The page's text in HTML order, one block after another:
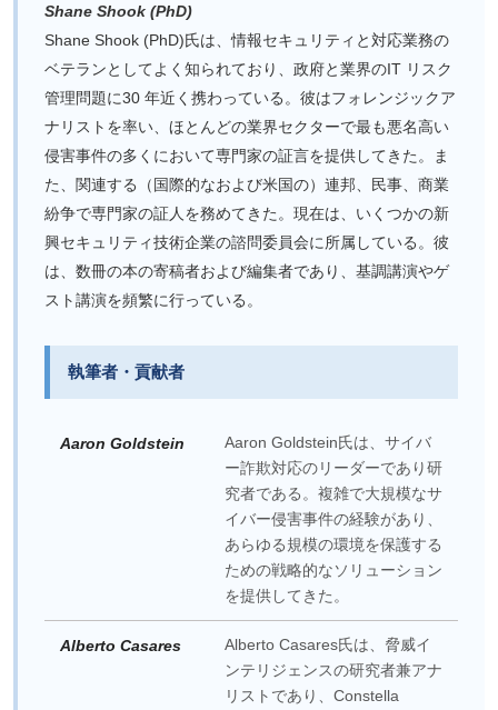
Shane Shook (PhD)
Shane Shook (PhD)氏は、情報セキュリティと対応業務の
ベテランとしてよく知られており、政府と業界のIT リスク
管理問題に30 年近く携わっている。彼はフォレンジックア
ナリストを率い、ほとんどの業界セクターで最も悪名高い
侵害事件の多くにおいて専門家の証言を提供してきた。ま
た、関連する（国際的なおよび米国の）連邦、民事、商業
紛争で専門家の証人を務めてきた。現在は、いくつかの新
興セキュリティ技術企業の諮問委員会に所属している。彼
は、数冊の本の寄稿者および編集者であり、基調講演やゲ
スト講演を頻繁に行っている。
執筆者・貢献者
Aaron Goldstein
Aaron Goldstein氏は、サイバ
ー詐欺対応のリーダーであり研
究者である。複雑で大規模なサ
イバー侵害事件の経験があり、
あらゆる規模の環境を保護する
ための戦略的なソリューション
を提供してきた。
Alberto Casares
Alberto Casares氏は、脅威イ
ンテリジェンスの研究者兼アナ
リストであり、Constella